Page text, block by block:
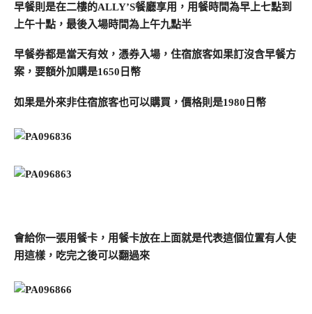
早餐則是在二樓的ALLY’S餐廳享用，用餐時間為早上七點到
上午十點，最後入場時間為上午九點半
早餐券都是當天有效，憑券入場，住宿旅客如果訂沒含早餐方
案，要額外加購是1650日幣
如果是外來非住宿旅客也可以購買，價格則是1980日幣
會給你一張用餐卡，用餐卡放在上面就是代表這個位置有人使
用這樣，吃完之後可以翻過來